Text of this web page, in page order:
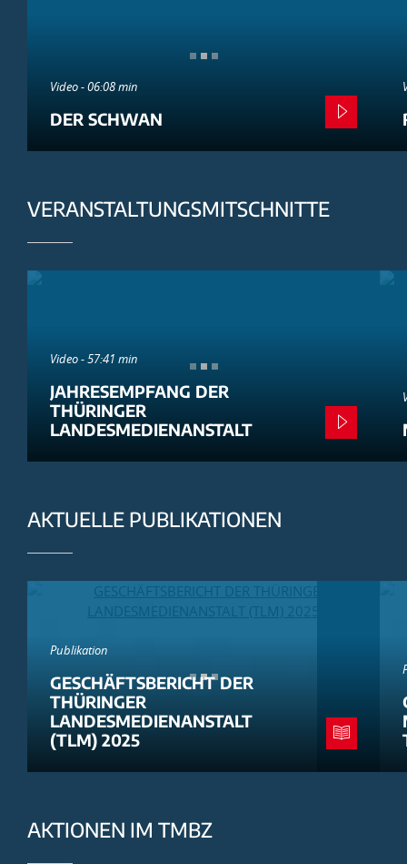
Video - 06:08 min
DER SCHWAN
VERANSTALTUNGSMITSCHNITTE
Video - 57:41 min
JAHRESEMPFANG DER
THÜRINGER
LANDESMEDIENANSTALT
AKTUELLE PUBLIKATIONEN
Publikation
GESCHÄFTSBERICHT DER
THÜRINGER
LANDESMEDIENANSTALT
(TLM) 2025
AKTIONEN IM TMBZ